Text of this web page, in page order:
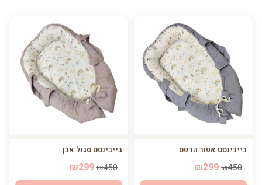
בייבינסט אפור הדפס
₪450
בייבינסט סגול אבן
₪450